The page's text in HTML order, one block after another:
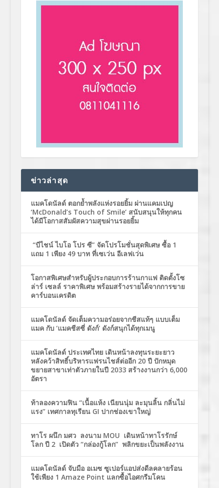
ข่าวล่าสุด
แมคโดนัลด์ ตอกย้ำพลังแห่งรอยยิ้ม ผ่านแคมเปญ
‘McDonald’s Touch of Smile’ สนับสนุนให้ทุกคน
ได้มีโอกาสสัมผัสความสุขผ่านรอยยิ้ม
“บีไชน์ ไบโอ โปร ซี” จัดโปรโมชั่นสุดพิเศษ ซื้อ 1
แถม 1 เพียง 49 บาท ที่เซเว่น อีเลฟเว่น
โอกาสพิเศษสำหรับผู้ประกอบการร้านกาแฟ ติดตั้งโซ
ล่าร์ เซลล์ ราคาพิเศษ พร้อมสร้างรายได้จากการขาย
คาร์บอนเครดิต
แมคโดนัลด์ จัดเต็มความอร่อยจากชีสแท้ๆ แบบเต็ม
แมค กับ ‘แมคชีสซี่ ดังก์’ ดังก์สนุกได้ทุกเมนู
แมคโดนัลด์ ประเทศไทย เดินหน้าลงทุนระยะยาว
หลังคว้าสิทธิ์บริหารแฟรนไชส์ต่ออีก 20 ปี ปักหมุด
ขยายสาขาเท่าตัวภายในปี 2033 สร้างงานกว่า 6,000
อัตรา
ท้าลองความฟิน “เนื้อแห้ง เนียนนุ่ม ละมุนลิ้น กลิ่นไม่
แรง” เทศกาลทุเรียน GI ปากช่องเขาใหญ่
ทาโร ผนึก มศว ลงนาม MOU เดินหน้าทาโรรักษ์
โลก ปี 2 เปิดตัว “กล่องกู้โลก” พลิกขยะเป็นพลังงาน
แมคโดนัลด์ จับมือ อเมซ ซูเปอร์แอปส่งดีลคลายร้อน
ใช้เพียง 1 Amaze Point แลกซื้อไอศกรีมโคน